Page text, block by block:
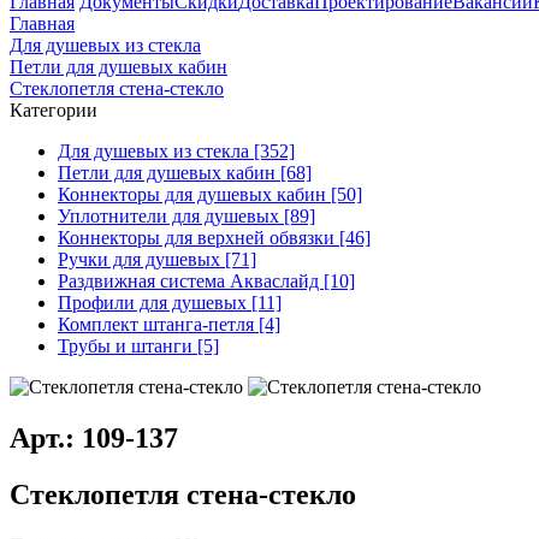
Главная
Для душевых из стекла
Петли для душевых кабин
Стеклопетля стена-стекло
Категории
Для душевых из стекла [352]
Петли для душевых кабин [68]
Коннекторы для душевых кабин [50]
Уплотнители для душевых [89]
Коннекторы для верхней обвязки [46]
Ручки для душевых [71]
Раздвижная система Акваслайд [10]
Профили для душевых [11]
Комплект штанга-петля [4]
Трубы и штанги [5]
Арт.: 109-137
Стеклопетля стена-стекло